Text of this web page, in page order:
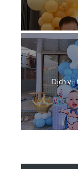
Dịch vụ